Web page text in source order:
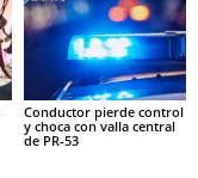
Conductor pierde control
y choca con valla central
de PR-53